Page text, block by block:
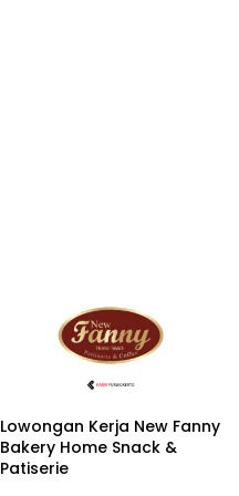
Lowongan Kerja New Fanny
Bakery Home Snack &
Patiserie